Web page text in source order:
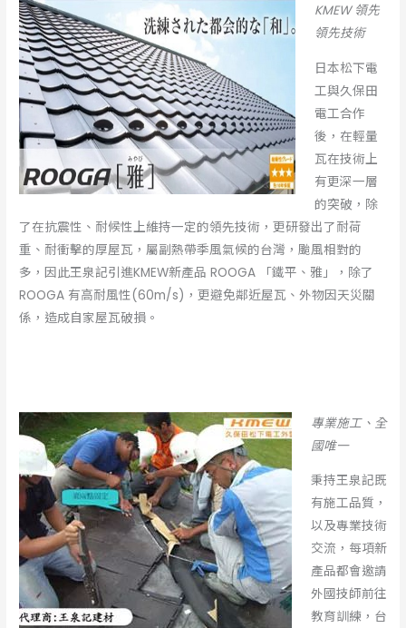
KMEW 領先
領先技術
日本松下電
工與久保田
電工合作
後，在輕量
瓦在技術上
有更深一層
的突破，除
了在抗震性、耐候性上維持一定的領先技術，更研發出了耐荷
重、耐衝擊的厚屋瓦，屬副熱帶季風氣候的台灣，颱風相對的
多，因此王泉記引進KMEW新產品 ROOGA 「鐵平、雅」，除了
ROOGA 有高耐風性(60m/s)，更避免鄰近屋瓦、外物因天災關
係，造成自家屋瓦破損。
專業施工、全
國唯一
秉持王泉記既
有施工品質，
以及專業技術
交流，每項新
產品都會邀請
外國技師前往
教育訓練，台